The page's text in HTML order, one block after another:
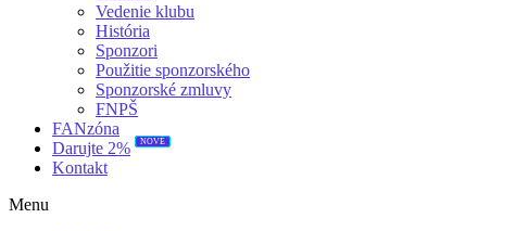
Vedenie klubu
História
Sponzori
Použitie sponzorského
Sponzorské zmluvy
FNPŠ
FANzóna
Darujte 2%
NOVÉ
Kontakt
Menu